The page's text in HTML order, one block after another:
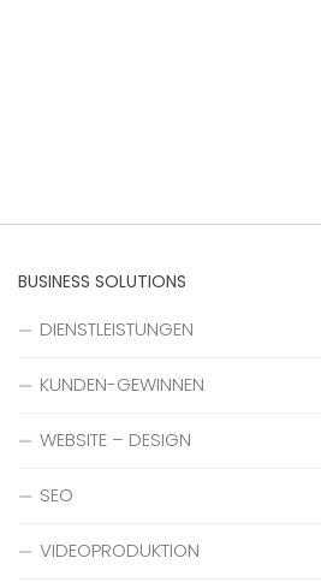
BUSINESS SOLUTIONS
DIENSTLEISTUNGEN
KUNDEN-GEWINNEN
WEBSITE – DESIGN
SEO
VIDEOPRODUKTION